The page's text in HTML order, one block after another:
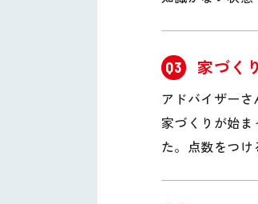
Q3 家づく
アドバイザー
家づくりが始
た。点数をつ